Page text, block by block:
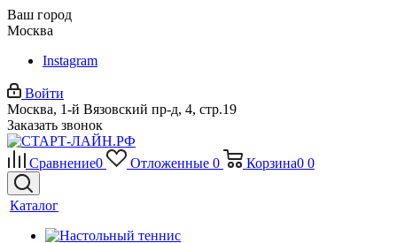
Ваш город
Москва
Instagram
Войти
Москва, 1-й Вязовский пр-д, 4, стр.19
Заказать звонок
Сравнение0 Отложенные 0 Корзина0 0
Каталог